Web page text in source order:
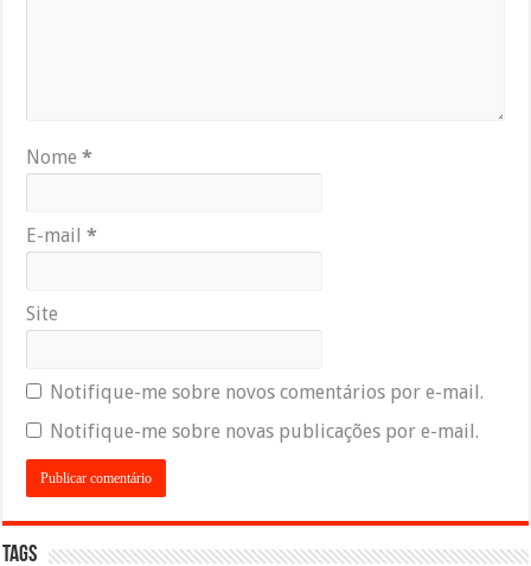
Nome*
E-mail*
Site
Notifique-me sobre novos comentários por e-mail.
Notifique-me sobre novas publicações por e-mail.
Tags